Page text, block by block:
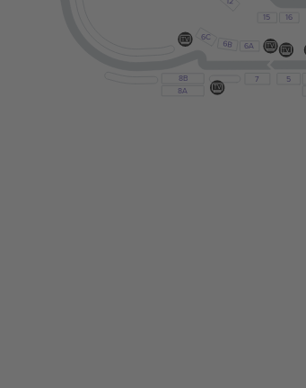
TV
TV
TV
TV
7 5
8B
8A
6A
6B
6C
16
15